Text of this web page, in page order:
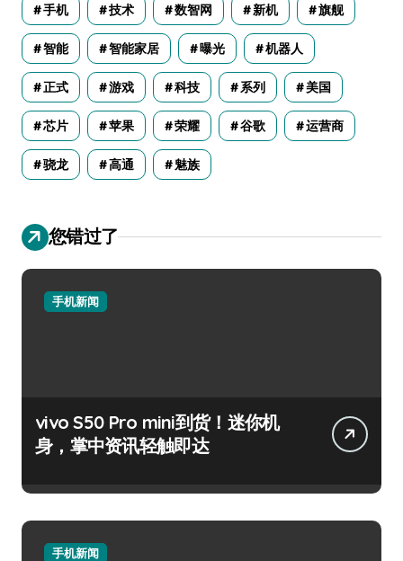
手机 技术 数智网 新机 旗舰
智能 智能家居 曝光 机器人
正式 游戏 科技 系列 美国
芯片 苹果 荣耀 谷歌 运营商
骁龙 高通 魅族
您错过了
手机新闻
vivo S50 Pro mini到货！迷你机
身，掌中资讯轻触即达
手机新闻